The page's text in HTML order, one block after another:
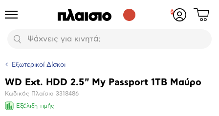
Προϊόντα
Αναζήτηση
Δες
Εξωτερικοί Δίσκοι
Βασικά
χαρακτηριστικά
WD Ext. HDD 2.5" My Passport 1TB Μαύρο
Κωδικός Πλαίσιο 3318486
Εξέλιξη τιμής